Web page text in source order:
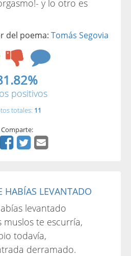
y lo otro es
del poema: Tomás Segovia
positivos
totales: 11
Comparte:
HABÍAS LEVANTADO
levantado
te escurría,
todavía,
derramado.